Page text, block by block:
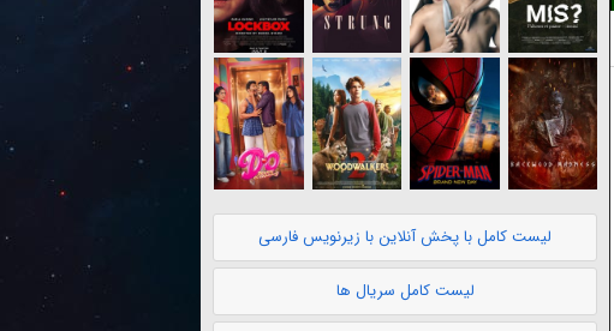
لیست کامل با پخش آنلاین با زیرنویس فارسی
لیست کامل سریال ها